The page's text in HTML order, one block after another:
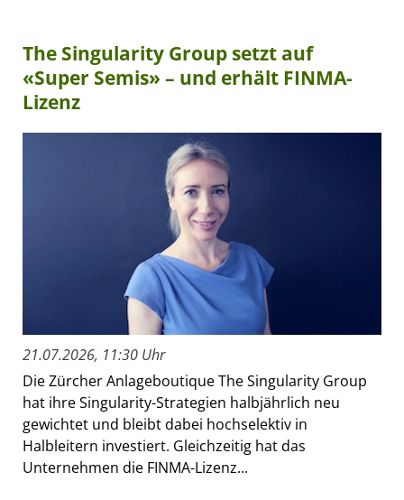
The Singularity Group setzt auf
«Super Semis» – und erhält FINMA-
Lizenz
21.07.2026, 11:30 Uhr
Die Zürcher Anlageboutique The Singularity Group
hat ihre Singularity-Strategien halbjährlich neu
gewichtet und bleibt dabei hochselektiv in
Halbleitern investiert. Gleichzeitig hat das
Unternehmen die FINMA-Lizenz...